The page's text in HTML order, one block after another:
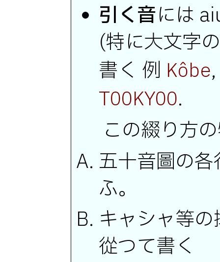
引く音には
(特に大文字
書く 例 Kôbe
TOOKYOO.
この綴り方
五十音圖の
ふ。
キャシャ等
從つて書く